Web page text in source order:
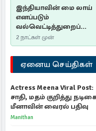
இந்தியாவின் மை லாய்
எனப்படும்
வல்வெட்டித்துறைப்
படுகொலை…
2 நாட்கள் முன்
ஏனைய செய்திகள்
Actress Meena Viral Post:
சாதி, மதம் குறித்து
மீனாவின் வைரல் பதிவு
Manithan